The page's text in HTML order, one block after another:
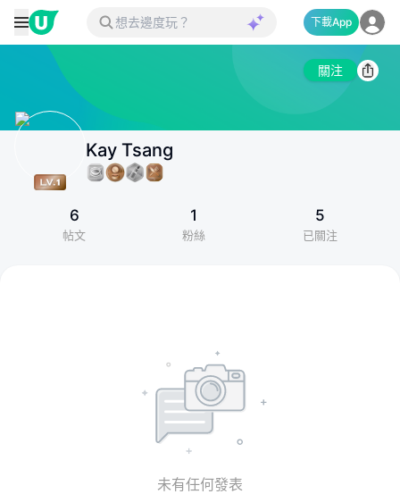
下載App
關注
Kay Tsang
6
帖文
1
粉絲
5
已關注
未有任何發表